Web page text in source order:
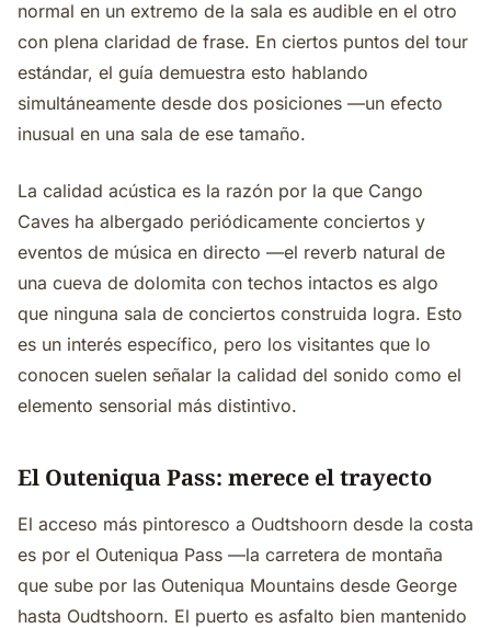
normal en un extremo de la sala es audible en el otro
con plena claridad de frase. En ciertos puntos del tour
estándar, el guía demuestra esto hablando
simultáneamente desde dos posiciones —un efecto
inusual en una sala de ese tamaño.
La calidad acústica es la razón por la que Cango
Caves ha albergado periódicamente conciertos y
eventos de música en directo —el reverb natural de
una cueva de dolomita con techos intactos es algo
que ninguna sala de conciertos construida logra. Esto
es un interés específico, pero los visitantes que lo
conocen suelen señalar la calidad del sonido como el
elemento sensorial más distintivo.
El Outeniqua Pass: merece el trayecto
El acceso más pintoresco a Oudtshoorn desde la costa
es por el Outeniqua Pass —la carretera de montaña
que sube por las Outeniqua Mountains desde George
hasta Oudtshoorn. El puerto es asfalto bien mantenido